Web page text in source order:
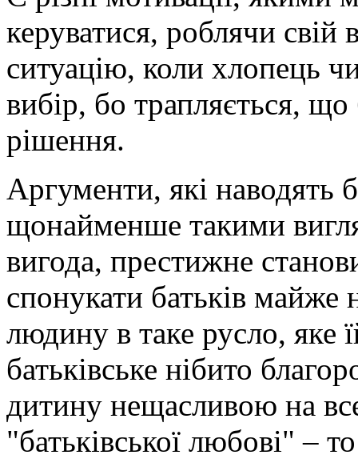
керуватися, роблячи
ситуацію, коли хлопець
вибір, бо трапляється, що
рішення.
Аргументи, які наводять
щонайменше такими
вигода, престижне
спонукати батьків майже
людину в таке русло, яке
батьківське нібито
дитину нещасливою на
"батьківської любові" –